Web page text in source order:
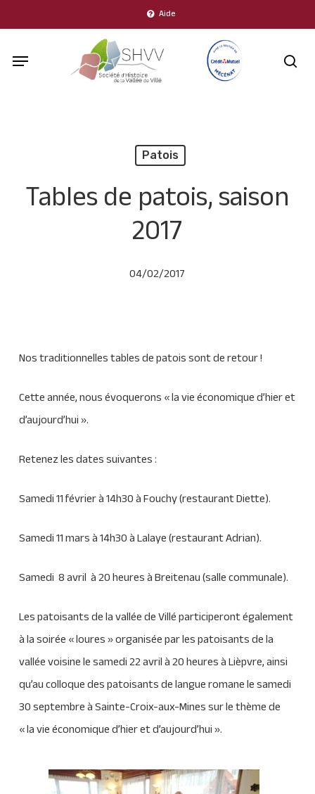
to
main
Aide
Menu
Patois
Tables de patois, saison
2017
04/02/2017
Nos traditionnelles tables de patois sont de retour !
Cette année, nous évoquerons « la vie économique d’hier et
d’aujourd’hui ».
Retenez les dates suivantes :
Samedi 11 février à 14h30 à Fouchy (restaurant Diette).
Samedi 11 mars à 14h30 à Lalaye (restaurant Adrian).
Samedi 8 avril à 20 heures à Breitenau (salle communale).
Les patoisants de la vallée de Villé participeront également
à la soirée « loures » organisée par les patoisants de la
vallée voisine le samedi 22 avril à 20 heures à Lièpvre, ainsi
qu’au colloque des patoisants de langue romane le samedi
30 septembre à Sainte-Croix-aux-Mines sur le thème de
« la vie économique d’hier et d’aujourd’hui ».